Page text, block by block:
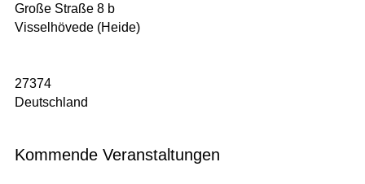
Große Straße 8 b
Visselhövede (Heide)
27374
Deutschland
Kommende Veranstaltungen